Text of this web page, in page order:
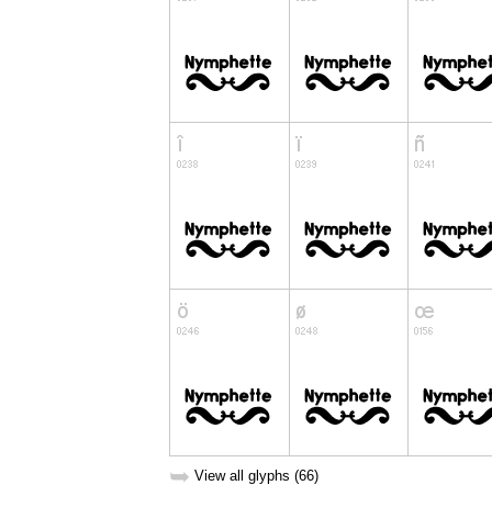
➥ View all glyphs (66)